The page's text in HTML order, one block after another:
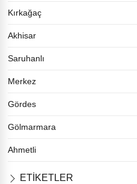
Kırkağaç
Akhisar
Saruhanlı
Merkez
Gördes
Gölmarmara
Ahmetli
ETİKETLER